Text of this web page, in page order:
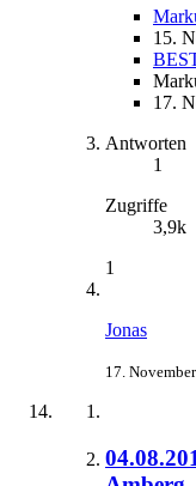
15.
17.
Antworten
1
Zugriffe
3,9k
1
Jonas
17.